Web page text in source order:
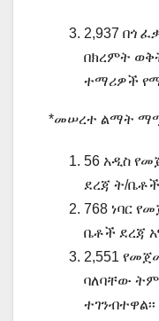
2,937 በጎ
በክረምት
ተማሪዎች
*መሠረተ ልማት
56 አዲስ
ደረጃ ት/ቤቶች
768 ነባር
ቤቶች ደረጃ
2,551
ባለባቸው
ተገንብተዋል፡፡